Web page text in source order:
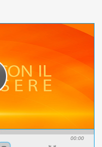
00:00